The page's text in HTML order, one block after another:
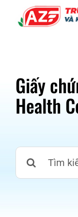
Giấy
Health
Search
for: